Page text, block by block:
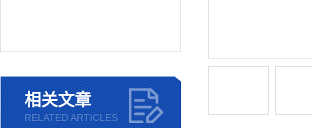
相关文章
RELATED ARTICLES